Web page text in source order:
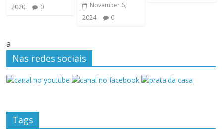
2020
0
November 6,
2024
0
a
Nas redes sociais
Tags